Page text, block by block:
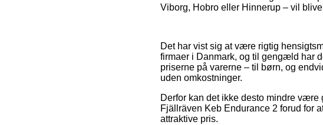
Viborg, Hobro eller Hinnerup – vil
Det har vist sig at være rigtig
firmaer i Danmark, og til gengæld har
priserne på varerne – til børn, og
uden omkostninger.
Derfor kan det ikke desto mindre
Fjällräven Keb Endurance 2 forud for
attraktive pris.